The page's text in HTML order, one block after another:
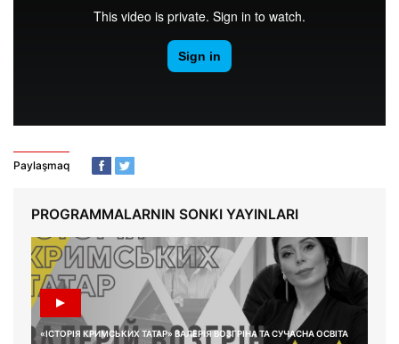
Paylaşmaq
PROGRAMMALARNIN SONKI YAYINLARI
«ІСТОРІЯ КРИМСЬКИХ ТАТАР» ВАЛЕРІЯ ВОЗГРІНА ТА СУЧАСНА ОСВІТА